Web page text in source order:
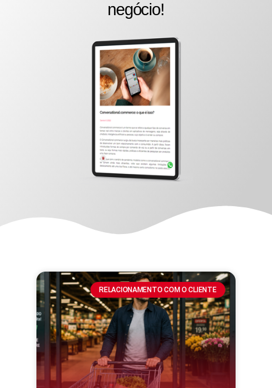
negócio!
RELACIONAMENTO COM O CLIENTE